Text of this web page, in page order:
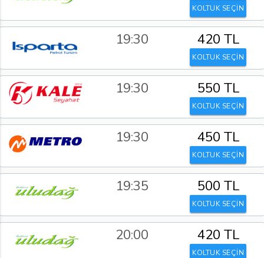
KOLTUK SEÇİN
19:30 420 TL
KOLTUK SEÇİN
19:30 550 TL
KOLTUK SEÇİN
19:30 450 TL
KOLTUK SEÇİN
19:35 500 TL
KOLTUK SEÇİN
20:00 420 TL
KOLTUK SEÇİN